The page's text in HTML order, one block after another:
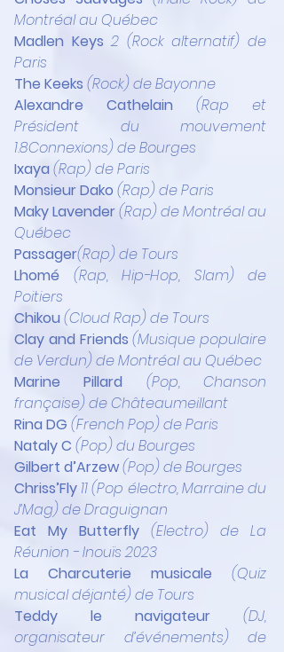
Montréal au Québec
Madlen Keys 2 (Rock alternatif) de
Paris
The Keeks (Rock) de Bayonne
Alexandre Cathelain
(Rap et
Président du mouvement
1.8Connexions) de Bourges
Ixaya (Rap) de Paris
Monsieur Dako (Rap) de Paris
Maky Lavender(Rap) de Montréal au
Québec
Passager(Rap) de Tours
Lhomé (Rap, Hip-Hop, Slam) de
Poitiers
Chikou (Cloud Rap) de Tours
Clay and Friends (Musique populaire
de Verdun) de Montréal au Québec
Marine Pillard
(Pop, Chanson
française) de Châteaumeillant
Rina DG (French Pop) de Paris
Nataly C (Pop) du Bourges
Gilbert d’Arzew(Pop) de Bourges
Chriss’Fly 11 (Pop électro, Marraine du
J’Mag) de Draguignan
Eat My Butterfly (Electro) de La
Réunion - Inouïs 2023
La Charcuterie musicale
(Quiz
musical déjanté) de Tours
Teddy le navigateur
(DJ,
organisateur d’événements) de